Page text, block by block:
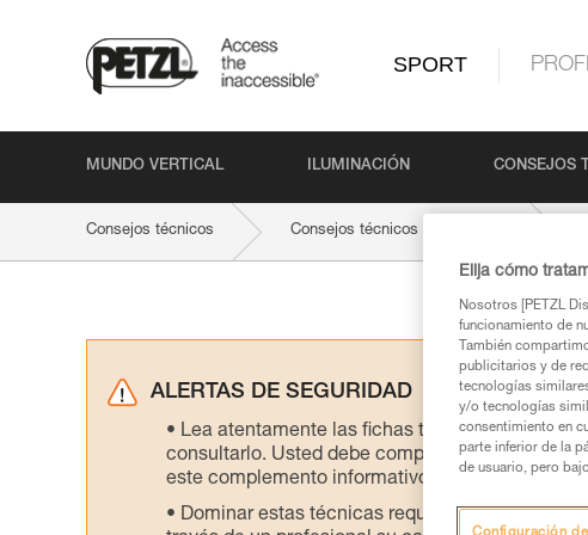
SPORT
MUNDO VERTICAL ILUMINACIÓN CONSEJOS
Consejos técnicos Consejos técnicos por producto
ALERTAS DE SEGURIDAD
Lea atentamente las fichas técnicas de los
consultarlo. Usted debe comprender la
este complemento informativo.
Dominar estas técnicas requiere una
Elija cómo
Nosotros [PETZL
funcionamiento de
También
publicitarios y de
tecnologías
y/o tecnologías
consentimiento en
parte inferior de la
de usuario, pero